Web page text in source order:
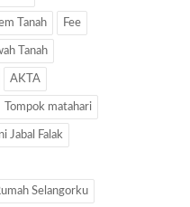
Tanah Fee
Tanah
AKTA
Tompok matahari
Jabal Falak
Selangorku